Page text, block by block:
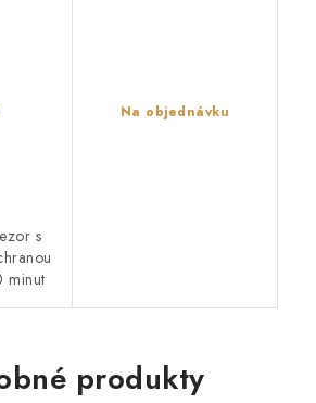
s
minut
Na objednávku
produkty